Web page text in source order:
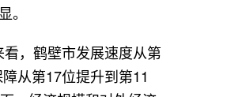
。
，鹤壁市发展速度从第
从第17位提升到第11